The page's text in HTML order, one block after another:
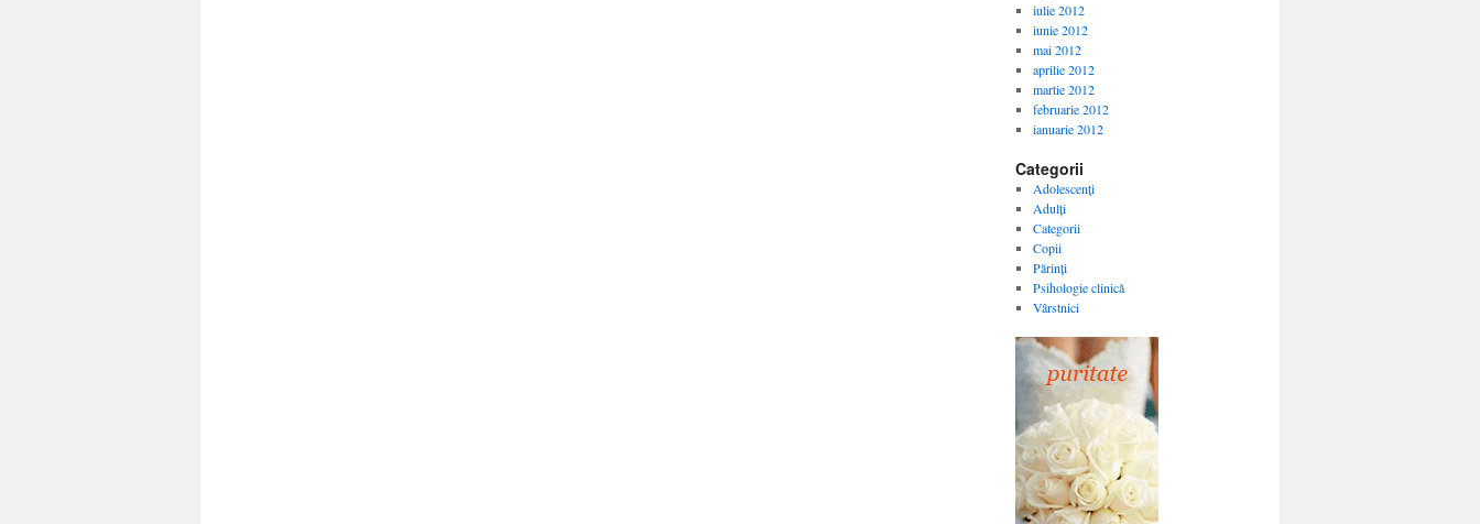
iulie 2012
iunie 2012
mai 2012
aprilie 2012
martie 2012
februarie 2012
ianuarie 2012
Categorii
Adolescenți
Adulți
Categorii
Copii
Părinți
Psihologie clinică
Vârstnici